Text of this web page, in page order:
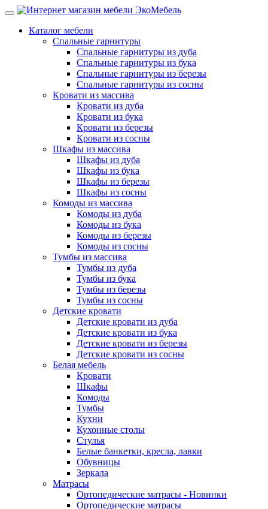
Каталог мебели
Спальные гарнитуры
Спальные гарнитуры из дуба
Спальные гарнитуры из бука
Спальные гарнитуры из березы
Спальные гарнитуры из сосны
Кровати из массива
Кровати из дуба
Кровати из бука
Кровати из березы
Кровати из сосны
Шкафы из массива
Шкафы из дуба
Шкафы из бука
Шкафы из березы
Шкафы из сосны
Комоды из массива
Комоды из дуба
Комоды из бука
Комоды из березы
Комоды из сосны
Тумбы из массива
Тумбы из дуба
Тумбы из бука
Тумбы из березы
Тумбы из сосны
Детские кровати
Детские кровати из дуба
Детские кровати из бука
Детские кровати из березы
Детские кровати из сосны
Белая мебель
Кровати
Шкафы
Комоды
Тумбы
Кухни
Кухонные столы
Стулья
Белые банкетки, кресла, лавки
Обувницы
Зеркала
Матрасы
Ортопедические матрасы - Новинки
Ортопедические матрасы